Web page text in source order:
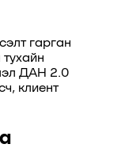
гарган
ДАН 2.0
клиент